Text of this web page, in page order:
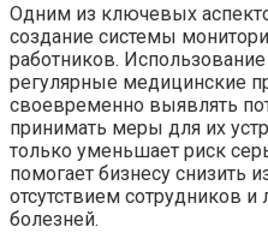
Одним из ключевых
создание системы
работников.
регулярные медицинские
своевременно выявлять
принимать меры для их
только уменьшает риск
помогает бизнесу снизить
отсутствием сотрудников
болезней.